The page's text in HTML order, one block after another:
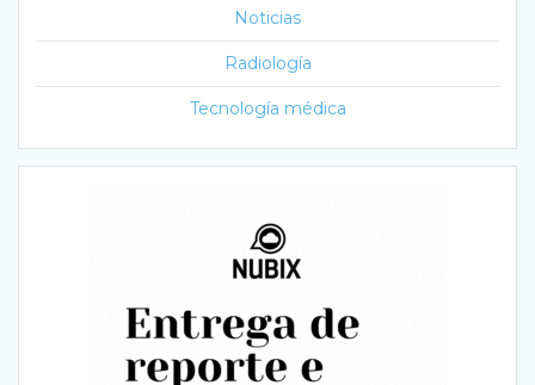
Noticias
Radiología
Tecnología médica